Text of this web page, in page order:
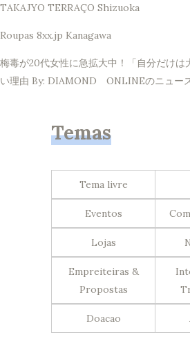
TAKAJYO TERRAÇO Shizuoka
Roupas 8xx.jp Kanagawa
梅毒が20代女性に急拡大中！「自分だけは
い理由 By: DIAMOND ONLINEのニュー
Temas
Tema livre
Eventos
Lojas
Empreiteiras &
Propostas
Doacao